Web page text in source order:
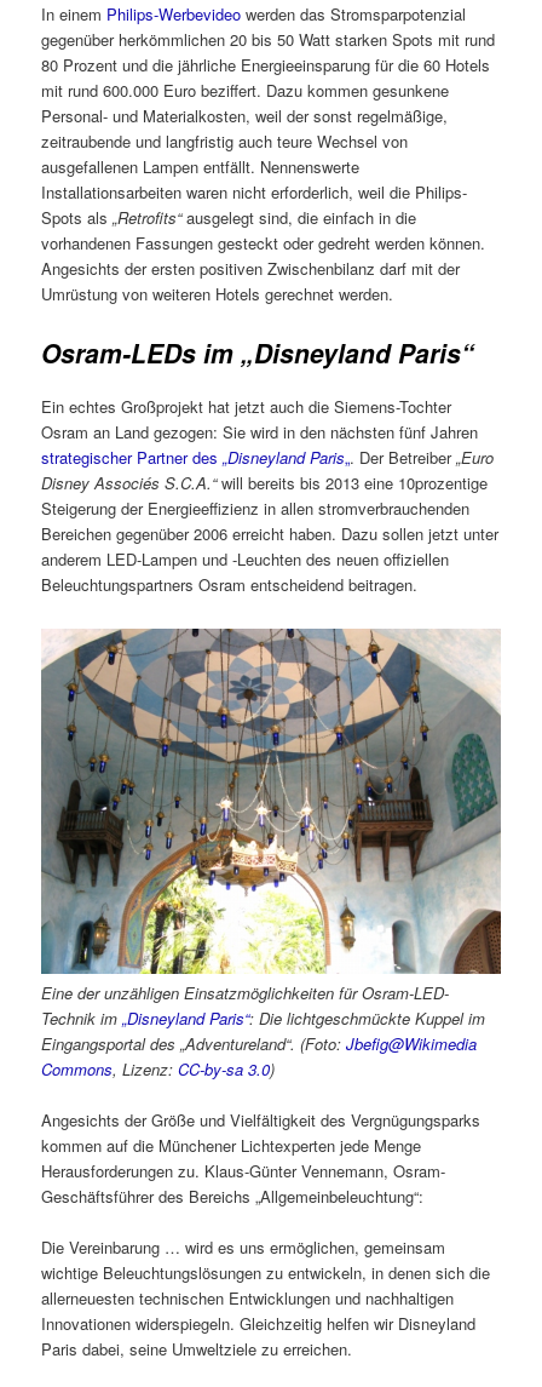
In einem Philips-Werbevideo werden das Stromsparpotenzial
gegenüber herkömmlichen 20 bis 50 Watt starken Spots mit rund
80 Prozent und die jährliche Energieeinsparung für die 60 Hotels
mit rund 600.000 Euro beziffert. Dazu kommen gesunkene
Personal- und Materialkosten, weil der sonst regelmäßige,
zeitraubende und langfristig auch teure Wechsel von
ausgefallenen Lampen entfällt. Nennenswerte
Installationsarbeiten waren nicht erforderlich, weil die Philips-
Spots als„Retrofits“ausgelegt sind, die einfach in die
vorhandenen Fassungen gesteckt oder gedreht werden können.
Angesichts der ersten positiven Zwischenbilanz darf mit der
Umrüstung von weiteren Hotels gerechnet werden.
Osram-LEDs im „Disneyland Paris“
Ein echtes Großprojekt hat jetzt auch die Siemens-Tochter
Osram an Land gezogen: Sie wird in den nächsten fünf Jahren
strategischer Partner des„Disneyland Paris„. Der Betreiber„Euro
Disney Associés S.C.A.“will bereits bis 2013 eine 10prozentige
Steigerung der Energieeffizienz in allen stromverbrauchenden
Bereichen gegenüber 2006 erreicht haben. Dazu sollen jetzt unter
anderem LED-Lampen und -Leuchten des neuen offiziellen
Beleuchtungspartners Osram entscheidend beitragen.
Eine der unzähligen Einsatzmöglichkeiten für Osram-LED-
Technik im„Disneyland Paris“: Die lichtgeschmückte Kuppel im
Eingangsportal des „Adventureland“. (Foto:Jbefig@Wikimedia
Commons, Lizenz:CC-by-sa 3.0)
Angesichts der Größe und Vielfältigkeit des Vergnügungsparks
kommen auf die Münchener Lichtexperten jede Menge
Herausforderungen zu. Klaus-Günter Vennemann, Osram-
Geschäftsführer des Bereichs „Allgemeinbeleuchtung“:
Die Vereinbarung … wird es uns ermöglichen, gemeinsam
wichtige Beleuchtungslösungen zu entwickeln, in denen sich die
allerneuesten technischen Entwicklungen und nachhaltigen
Innovationen widerspiegeln. Gleichzeitig helfen wir Disneyland
Paris dabei, seine Umweltziele zu erreichen.